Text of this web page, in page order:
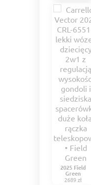
2025 Field
Green
2689 zł